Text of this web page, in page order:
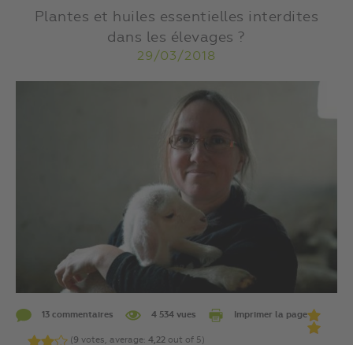
Plantes et huiles essentielles interdites
dans les élevages ?
29/03/2018
13 commentaires 4 534 vues Imprimer la page
(9 votes, average: 4,22 out of 5)